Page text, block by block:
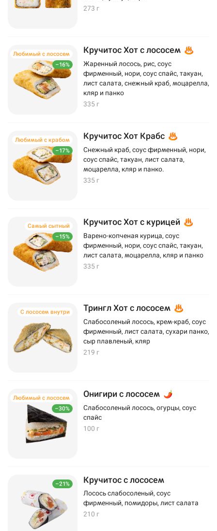
273 г
–16%
Любимый с лососем Кручитос Хот с лососем
Жаренный лосось, рис, соус
фирменный, нори, соус спайс, такуан,
лист салата, снежный краб, моцарелла,
кляр и панко
335 г
–17%
Любимый с крабом Кручитос Хот Крабс
Снежный краб, соус фирменный, нори,
соус спайс, такуан, лист салата,
моцарелла, кляр и панко.
335 г
–15%
Самый сытный Кручитос Хот с курицей
Варено-копченая курица, соус
фирменный, нори, соус спайс, такуан,
лист салата, моцарелла, кляр и панко
335 г
С лососем внутри Трингл Хот с лососем
Слабосоленый лосось, крем-краб, соус
фирменный, лист салата, сухари панко,
сыр плавленый, кляр
219 г
–30%
Любимый с лососем Онигири с лососем
Слабосоленый лосось, огурцы, соус
спайс
100 г
–21% Кручитос с лососем
Лосось слабосоленый, соус
фирменный, помидоры, лист салата
210 г